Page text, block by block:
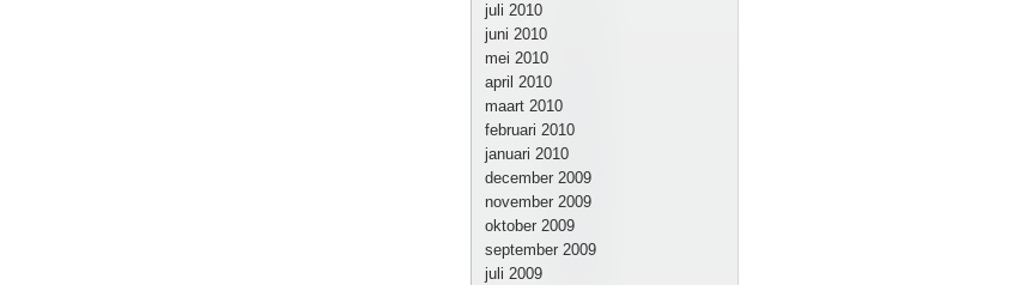
juli 2010
juni 2010
mei 2010
april 2010
maart 2010
februari 2010
januari 2010
december 2009
november 2009
oktober 2009
september 2009
juli 2009